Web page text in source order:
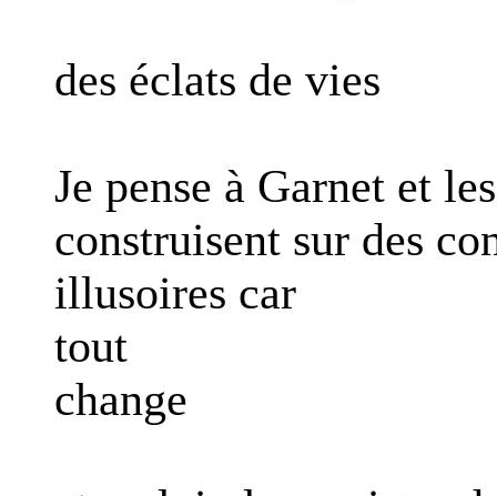
des éclats de vies
Je pense à Garnet et
construisent sur des
illusoires car
tout
change